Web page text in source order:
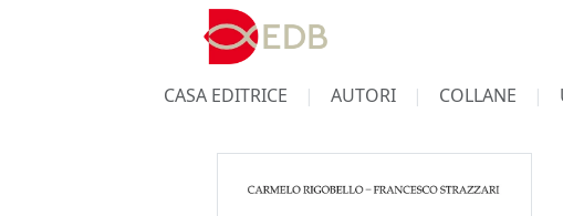
CASA EDITRICE AUTORI COLLANE